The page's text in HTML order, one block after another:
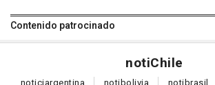
Contenido patrocinado
notiChile